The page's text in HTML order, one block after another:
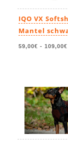
IQO VX
Mantel
59,00€ - 109,00€